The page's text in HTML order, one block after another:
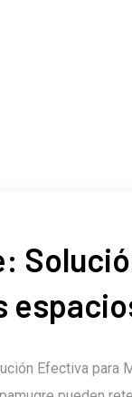
Efectiva para